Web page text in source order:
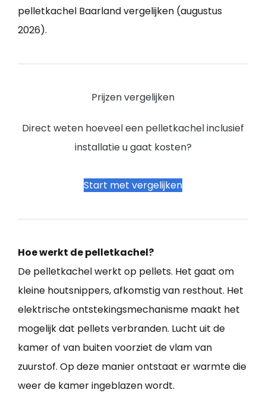
pelletkachel Baarland vergelijken (augustus
2026).
Prijzen vergelijken
Direct weten hoeveel een pelletkachel inclusief
installatie u gaat kosten?
Start met vergelijken
Hoe werkt de pelletkachel?
De pelletkachel werkt op pellets. Het gaat om
kleine houtsnippers, afkomstig van resthout. Het
elektrische ontstekingsmechanisme maakt het
mogelijk dat pellets verbranden. Lucht uit de
kamer of van buiten voorziet de vlam van
zuurstof. Op deze manier ontstaat er warmte die
weer de kamer ingeblazen wordt.